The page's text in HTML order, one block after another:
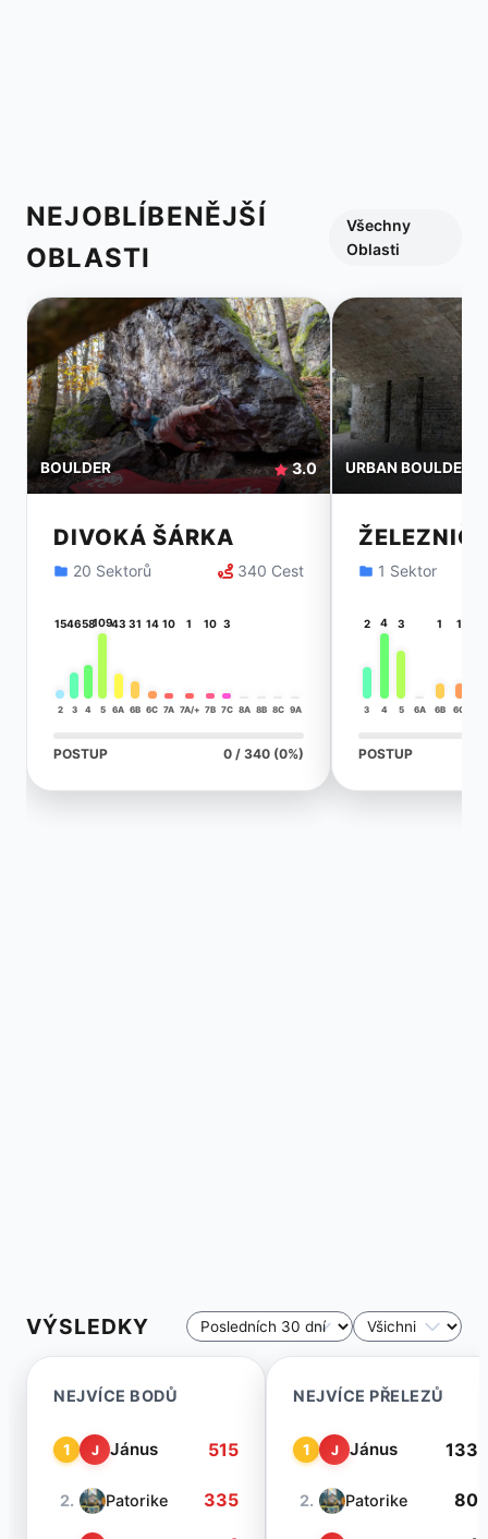
NEJOBLÍBENĚJŠÍ
OBLASTI
Všechny
Oblasti
BOULDER 3.0
DIVOKÁ ŠÁRKA
20 Sektorů 340 Cest
15
2
46
3
58
4
109
5
43
6A
31
6B
14
6C
10
7A
1
7A/+
10
7B
3
7C 8A 8B 8C 9A
POSTUP 0 / 340 (0%)
URBAN BOULDER
1 Sektor
2
3
4
4
3
5 6A
1
6B
1
6C
POSTUP
VÝSLEDKY
NEJVÍCE BODŮ
1 J Jánus 515
2. Patorike 335
NEJVÍCE PŘELEZŮ
1 J Jánus 133
2. Patorike 80